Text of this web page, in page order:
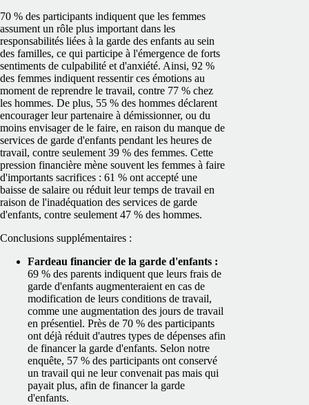
70 % des participants indiquent que les femmes
assument un rôle plus important dans les
responsabilités liées à la garde des enfants au sein
des familles, ce qui participe à l'émergence de forts
sentiments de culpabilité et d'anxiété. Ainsi, 92 %
des femmes indiquent ressentir ces émotions au
moment de reprendre le travail, contre 77 % chez
les hommes. De plus, 55 % des hommes déclarent
encourager leur partenaire à démissionner, ou du
moins envisager de le faire, en raison du manque de
services de garde d'enfants pendant les heures de
travail, contre seulement 39 % des femmes. Cette
pression financière mène souvent les femmes à faire
d'importants sacrifices : 61 % ont accepté une
baisse de salaire ou réduit leur temps de travail en
raison de l'inadéquation des services de garde
d'enfants, contre seulement 47 % des hommes.
Conclusions supplémentaires :
Fardeau financier de la garde d'enfants :
69 % des parents indiquent que leurs frais de
garde d'enfants augmenteraient en cas de
modification de leurs conditions de travail,
comme une augmentation des jours de travail
en présentiel. Près de 70 % des participants
ont déjà réduit d'autres types de dépenses afin
de financer la garde d'enfants. Selon notre
enquête, 57 % des participants ont conservé
un travail qui ne leur convenait pas mais qui
payait plus, afin de financer la garde
d'enfants.